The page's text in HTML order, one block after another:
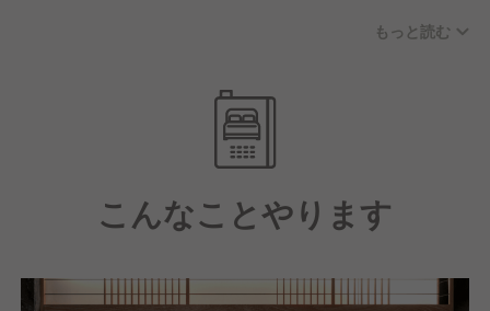
果を挙げたメンバーがサービス業の中でも最も良い待
個々の努力がダイレクトに反映されるこの仕組みで、
サービス業界・飲食業界の新しいスタンダードを一緒
さらに事業成長の恩恵を共に享受できるよう、ストッ
クオプションを導入。
的リターンを得る機会を社員一人ひとりに提供しま
もっと読む
こんなことやります